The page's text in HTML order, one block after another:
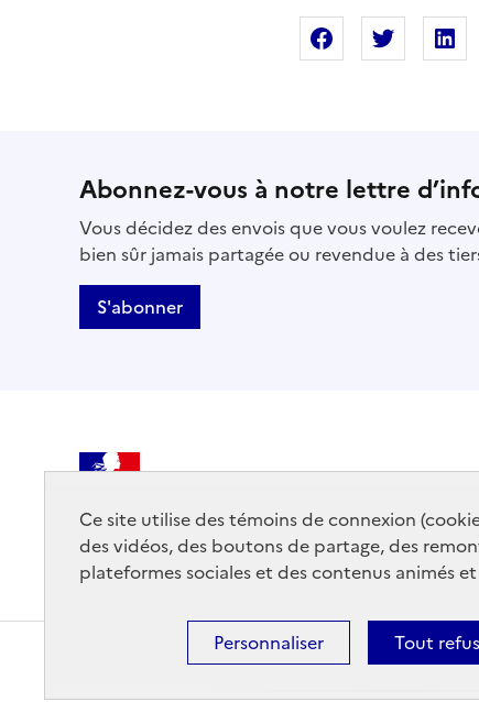
Ce site utilise des témoins de connexion
des vidéos, des boutons de partage, des
plateformes sociales et des contenus animés
Tout
Personnaliser
Partager sur
Abonnez-vous à notre lettre
Vous décidez des envois que vous voulez
bien sûr jamais partagée ou revendue à des
S'abonner
DE LA CULTURE